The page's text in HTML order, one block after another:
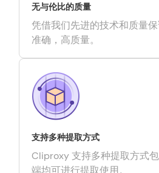
无与伦比的质量
凭借我们先进的技术和质量
准确，高质量。
支持多种提取方式
Cliproxy 支持多种提取方式
端均可进行提取使用。